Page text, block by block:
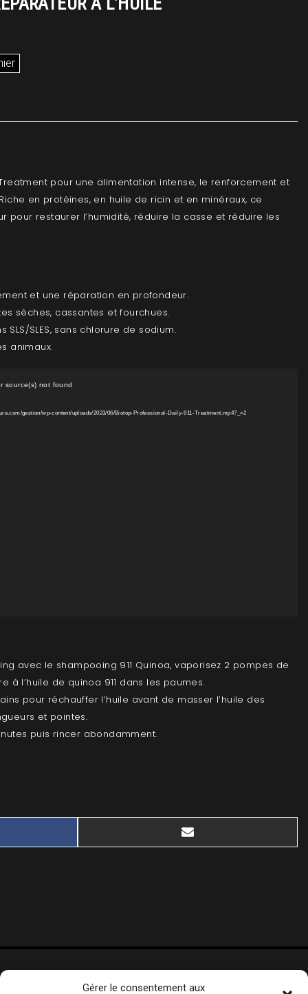
Gérer le consentement aux
pour une alimentation intense, le renforcement et
en protéines, en huile de ricin et en minéraux, ce
pour restaurer l’humidité, réduire la casse et réduire les
et une réparation en profondeur.
sèches, cassantes et fourchues.
SLS/SLES, sans chlorure de sodium.
animaux.
source(s) not found
gestion/wp-content/uploads/2023/06/Biotop-Professional-Daily-911-Treatment.mp4?_=2
avec le shampooing 911 Quinoa, vaporisez 2 pompes de
à l’huile de quinoa 911 dans les paumes.
pour réchauffer l’huile avant de masser l’huile des
et pointes.
puis rincer abondamment.
SHARE
EMAIL